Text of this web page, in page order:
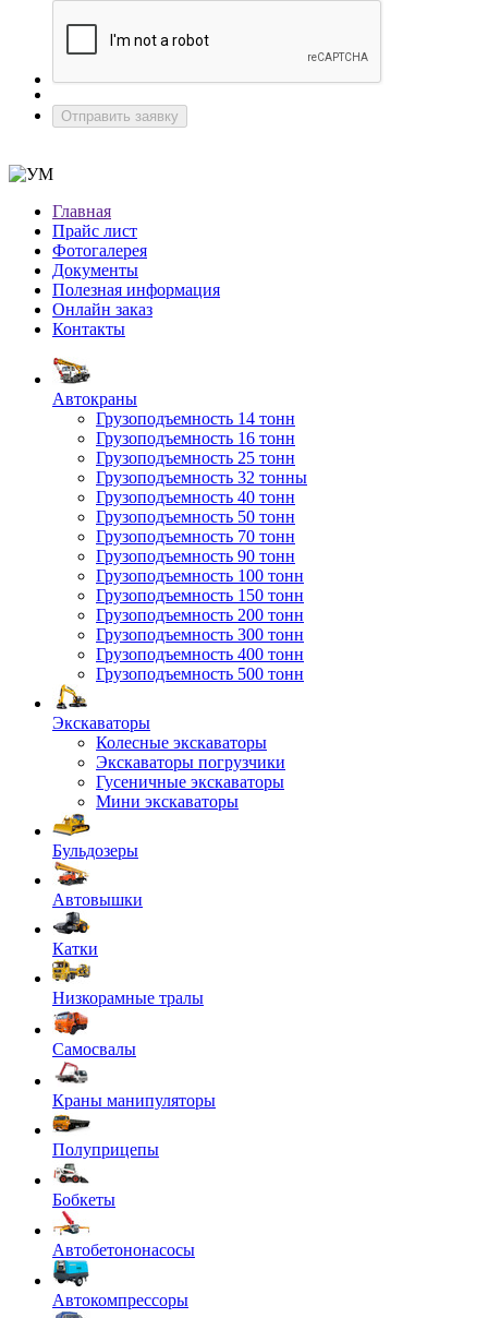
Отправить заявку
Главная
Прайс лист
Фотогалерея
Документы
Полезная информация
Онлайн заказ
Контакты
Автокраны
Грузоподъемность 14 тонн
Грузоподъемность 16 тонн
Грузоподъемность 25 тонн
Грузоподъемность 32 тонны
Грузоподъемность 40 тонн
Грузоподъемность 50 тонн
Грузоподъемность 70 тонн
Грузоподъемность 90 тонн
Грузоподъемность 100 тонн
Грузоподъемность 150 тонн
Грузоподъемность 200 тонн
Грузоподъемность 300 тонн
Грузоподъемность 400 тонн
Грузоподъемность 500 тонн
Экскаваторы
Колесные экскаваторы
Экскаваторы погрузчики
Гусеничные экскаваторы
Мини экскаваторы
Бульдозеры
Автовышки
Катки
Низкорамные тралы
Самосвалы
Краны манипуляторы
Полуприцепы
Бобкеты
Автобетононасосы
Автокомпрессоры